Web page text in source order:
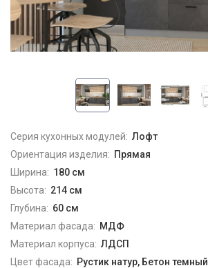
Серия кухонных модулей: Лофт
Ориентация изделия: Прямая
Ширина: 180 см
Высота: 214 см
Глубина: 60 см
Материал фасада: МДФ
Материал корпуса: ЛДСП
Цвет фасада: Рустик натур, Бетон темный